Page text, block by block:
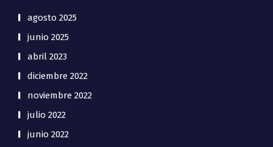
agosto 2025
junio 2025
abril 2023
diciembre 2022
noviembre 2022
julio 2022
junio 2022